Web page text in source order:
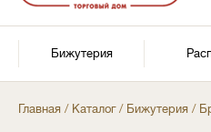
Бижутерия
Главная / Каталог/ Бижутерия /